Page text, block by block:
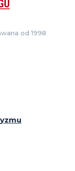
od 1998